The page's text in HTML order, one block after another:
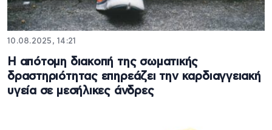
10.08.2025, 14:21
Η απότομη διακοπή της σωματικής
δραστηριότητας επηρεάζει την καρδιαγγειακή
υγεία σε μεσήλικες άνδρες